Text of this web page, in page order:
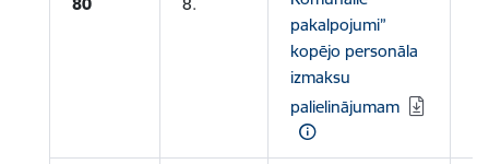
pakalpojumi”
kopējo personāla
izmaksu
palielinājumam